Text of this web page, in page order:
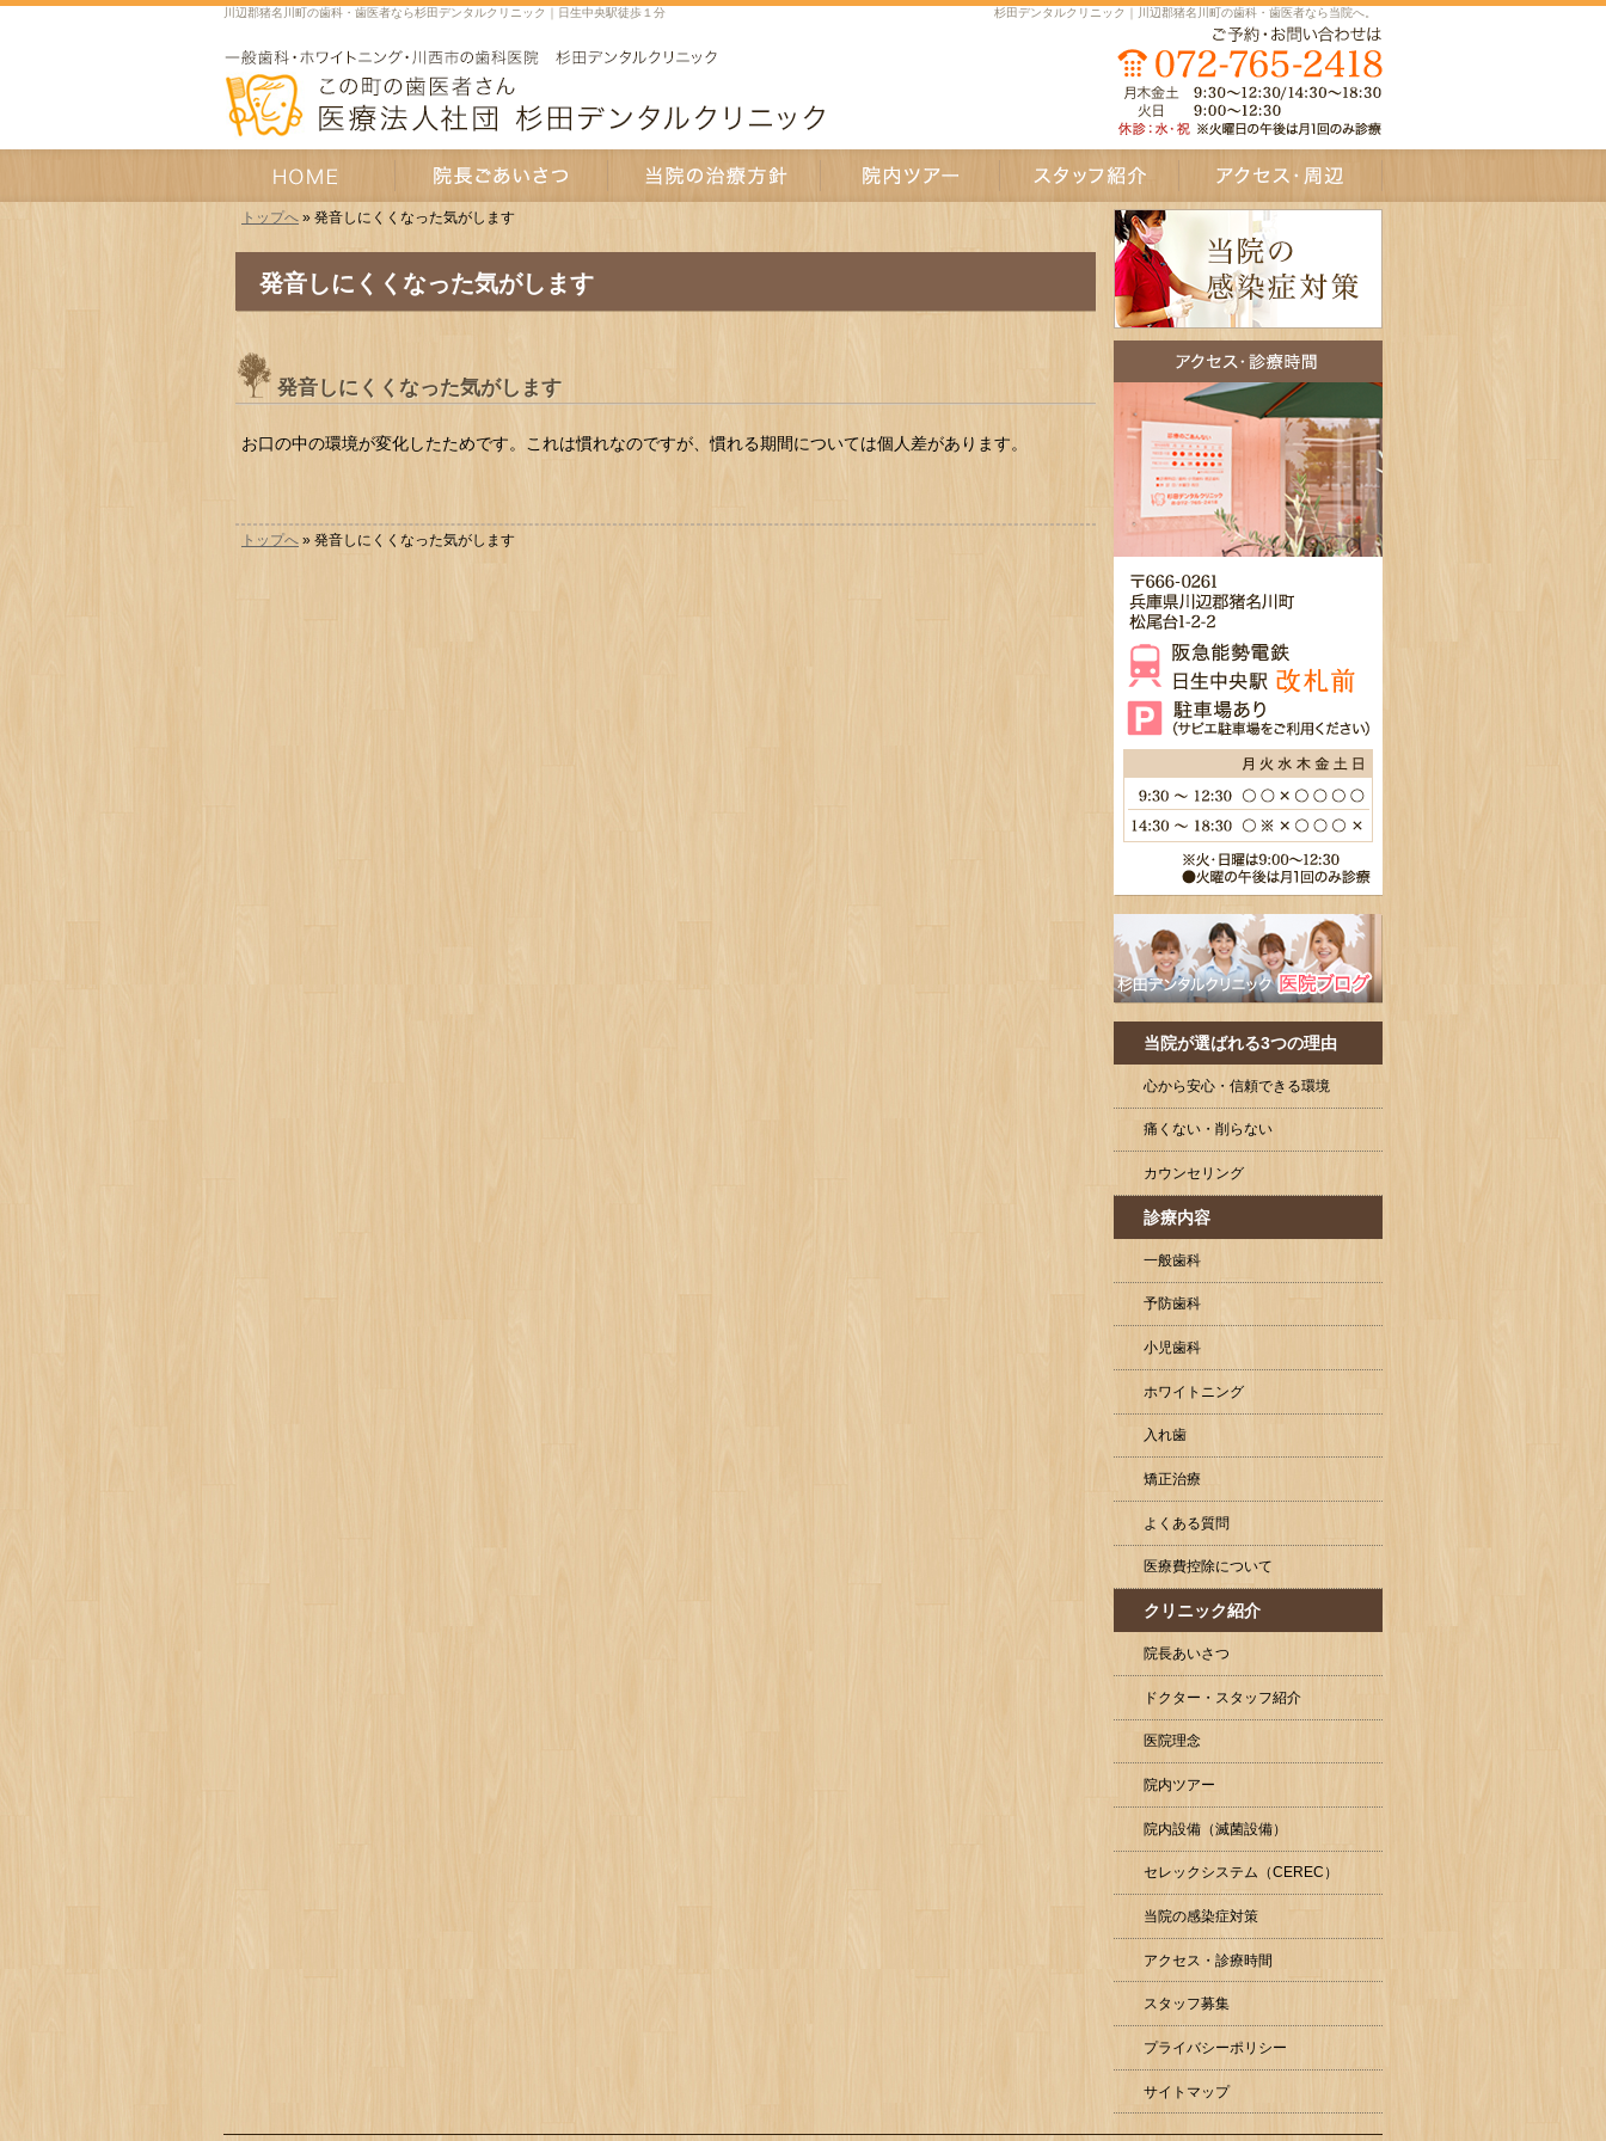
発音しにくくなった気がします
杉田デンタルクリニック｜川辺郡猪名川町の歯科・歯医者なら当院へ。
川辺郡猪名川町の歯科・歯医者なら杉田デンタルクリニック｜日生中央駅徒歩１分
トップへ » 発音しにくくなった気がします
発音しにくくなった気がします
お口の中の環境が変化したためです。これは慣れなのですが、慣れる期間については個人差があります。
トップへ » 発音しにくくなった気がします
当院が選ばれる3つの理由
心から安心・信頼できる環境
痛くない・削らない
カウンセリング
診療内容
一般歯科
予防歯科
小児歯科
ホワイトニング
入れ歯
矯正治療
よくある質問
医療費控除について
クリニック紹介
院長あいさつ
ドクター・スタッフ紹介
医院理念
院内ツアー
院内設備（滅菌設備）
セレックシステム（CEREC）
当院の感染症対策
アクセス・診療時間
スタッフ募集
プライバシーポリシー
サイトマップ
アクセス・周辺